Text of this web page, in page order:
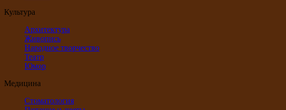
Культура
Архитектура
Живопись
Народное творчество
Театр
Юмор
Медицина
Стоматология